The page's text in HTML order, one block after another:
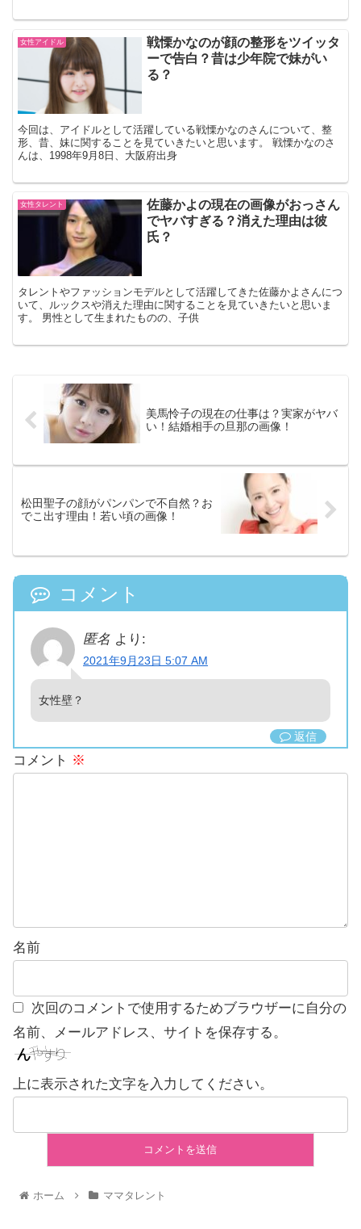
女性アイドル
戦慄かなのが顔の整形をツイッタ
ーで告白？昔は少年院で妹がい
る？
今回は、アイドルとして活躍している戦慄かなのさんについて、整
形、昔、妹に関することを見ていきたいと思います。 戦慄かなのさ
んは、1998年9月8日、大阪府出身
女性タレント
佐藤かよの現在の画像がおっさん
でヤバすぎる？消えた理由は彼
氏？
タレントやファッションモデルとして活躍してきた佐藤かよさんにつ
いて、ルックスや消えた理由に関することを見ていきたいと思いま
す。 男性として生まれたものの、子供
美馬怜子の現在の仕事は？実家がヤバ
い！結婚相手の旦那の画像！
松田聖子の顔がパンパンで不自然？お
でこ出す理由！若い頃の画像！
コメント
匿名 より:
2021年9月23日 5:07 AM
女性壁？
返信
コメント ※
名前
次回のコメントで使用するためブラウザーに自分の
名前、メールアドレス、サイトを保存する。
上に表示された文字を入力してください。
ホーム ママタレント